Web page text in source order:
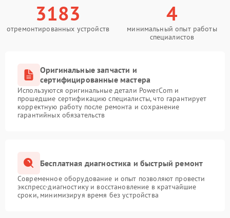
3183
отремонтированных устройств
4
минимальный опыт работы
специалистов
Оригинальные запчасти и
сертифицированные мастера
Используются оригинальные детали PowerCom и
прошедшие сертификацию специалисты, что гарантирует
корректную работу после ремонта и сохранение
гарантийных обязательств
Бесплатная диагностика и быстрый ремонт
Современное оборудование и опыт позволяют провести
экспресс-диагностику и восстановление в кратчайшие
сроки, минимизируя время без устройства